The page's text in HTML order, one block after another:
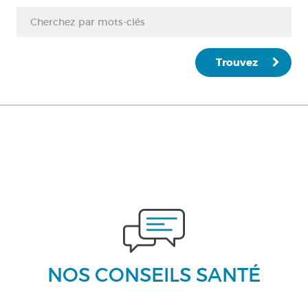
Trouvez
NOS CONSEILS SANTÉ